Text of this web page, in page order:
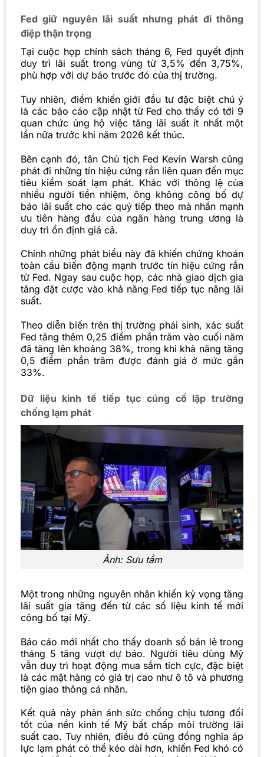
Fed giữ nguyên lãi suất nhưng phát đi thông
điệp thận trọng
Tại cuộc họp chính sách tháng 6, Fed quyết định
duy trì lãi suất trong vùng từ 3,5% đến 3,75%,
phù hợp với dự báo trước đó của thị trường.
Tuy nhiên, điểm khiến giới đầu tư đặc biệt chú ý
là các báo cáo cập nhật từ Fed cho thấy có tới 9
quan chức ủng hộ việc tăng lãi suất ít nhất một
lần nữa trước khi năm 2026 kết thúc.
Bên cạnh đó, tân Chủ tịch Fed Kevin Warsh cũng
phát đi những tín hiệu cứng rắn liên quan đến mục
tiêu kiểm soát lạm phát. Khác với thông lệ của
nhiều người tiền nhiệm, ông không công bố dự
báo lãi suất cho các quý tiếp theo mà nhấn mạnh
ưu tiên hàng đầu của ngân hàng trung ương là
duy trì ổn định giá cả.
Chính những phát biểu này đã khiến chứng khoán
toàn cầu biến động mạnh trước tín hiệu cứng rắn
từ Fed. Ngay sau cuộc họp, các nhà giao dịch gia
tăng đặt cược vào khả năng Fed tiếp tục nâng lãi
suất.
Theo diễn biến trên thị trường phái sinh, xác suất
Fed tăng thêm 0,25 điểm phần trăm vào cuối năm
đã tăng lên khoảng 38%, trong khi khả năng tăng
0,5 điểm phần trăm được đánh giá ở mức gần
33%.
Dữ liệu kinh tế tiếp tục củng cố lập trường
chống lạm phát
Ảnh: Sưu tầm
Một trong những nguyên nhân khiến kỳ vọng tăng
lãi suất gia tăng đến từ các số liệu kinh tế mới
công bố tại Mỹ.
Báo cáo mới nhất cho thấy doanh số bán lẻ trong
tháng 5 tăng vượt dự báo. Người tiêu dùng Mỹ
vẫn duy trì hoạt động mua sắm tích cực, đặc biệt
là các mặt hàng có giá trị cao như ô tô và phương
tiện giao thông cá nhân.
Kết quả này phản ánh sức chống chịu tương đối
tốt của nền kinh tế Mỹ bất chấp môi trường lãi
suất cao. Tuy nhiên, điều đó cũng đồng nghĩa áp
lực lạm phát có thể kéo dài hơn, khiến Fed khó có